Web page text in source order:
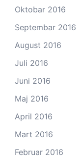
Oktobar 2016
Septembar 2016
August 2016
Juli 2016
Juni 2016
Maj 2016
April 2016
Mart 2016
Februar 2016